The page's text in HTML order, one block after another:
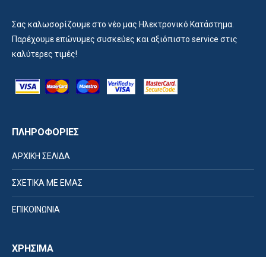
Σας καλωσορίζουμε στο νέο μας Ηλεκτρονικό Κατάστημα.
Παρέχουμε επώνυμες συσκεύες και αξιόπιστο service στις
καλύτερες τιμές!
ΠΛΗΡΟΦΟΡΙΕΣ
ΑΡΧΙΚΗ ΣΕΛΙΔΑ
ΣΧΕΤΙΚΑ ΜΕ ΕΜΑΣ
ΕΠΙΚΟΙΝΩΝΙΑ
ΧΡΗΣΙΜΑ